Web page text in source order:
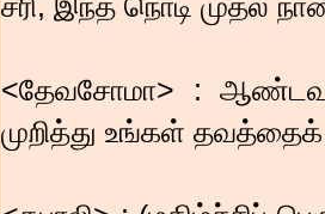
<தேவசோமா> :
முறித்து உங்கள்